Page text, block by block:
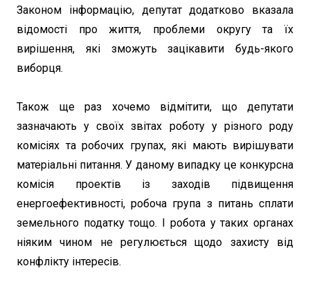
Законом інформацію, депутат додатково вказала
відомості про життя, проблеми округу та їх
вирішення, які зможуть зацікавити будь-якого
виборця.
Також ще раз хочемо відмітити, що депутати
зазначають у своїх звітах роботу у різного роду
комісіях та робочих групах, які мають вирішувати
матеріальні питання. У даному випадку це конкурсна
комісія проектів із заходів підвищення
енергоефективності, робоча група з питань сплати
земельного податку тощо. І робота у таких органах
ніяким чином не регулюється щодо захисту від
конфлікту інтересів.